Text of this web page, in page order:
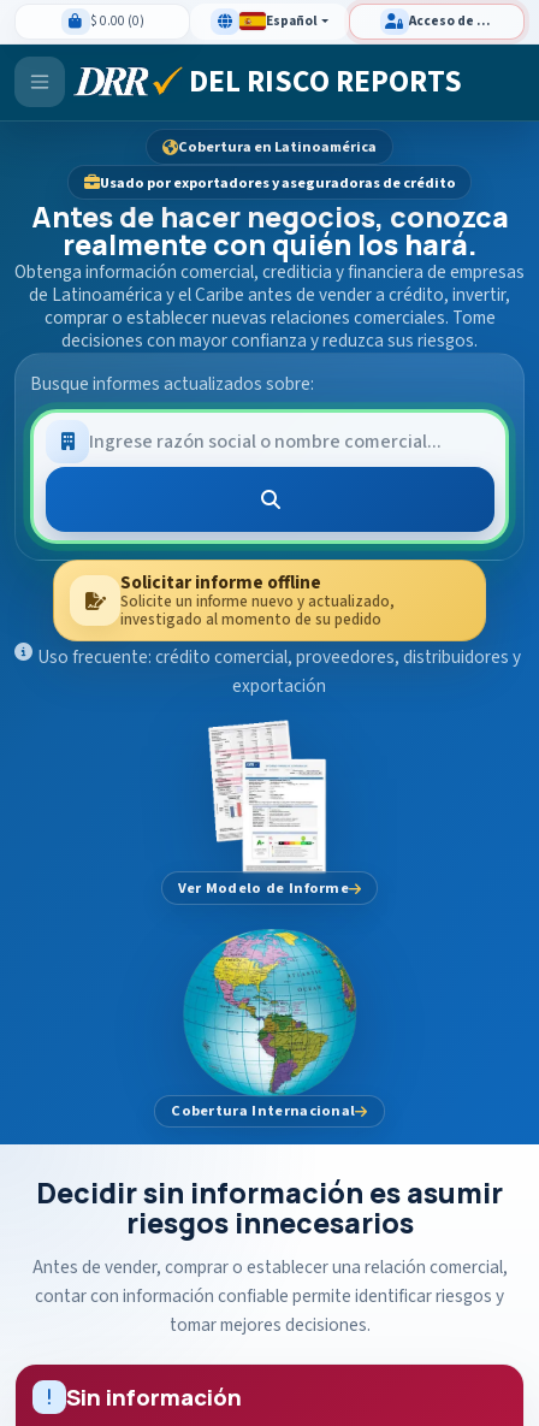
$ 0.00 (0) Español Acceso de clientes
DEL RISCO REPORTS
Ver Modelo de Informe
Cobertura en Latinoamérica
Usado por exportadores y aseguradoras de crédito
Antes de hacer negocios, conozca
realmente con quién los hará.
Obtenga información comercial, crediticia y financiera de empresas
de Latinoamérica y el Caribe antes de vender a crédito, invertir,
comprar o establecer nuevas relaciones comerciales. Tome
decisiones con mayor confianza y reduzca sus riesgos.
Busque informes actualizados sobre:
Solicitar informe offline
Solicite un informe nuevo y actualizado,
investigado al momento de su pedido
Uso frecuente: crédito comercial, proveedores, distribuidores y
exportación
Cobertura Internacional
Decidir sin información es asumir
riesgos innecesarios
Antes de vender, comprar o establecer una relación comercial,
contar con información confiable permite identificar riesgos y
tomar mejores decisiones.
Sin información